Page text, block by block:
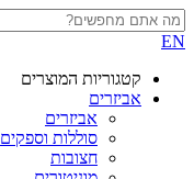
EN
קטגוריות המוצרים
אביזרים
אביזרים
סוללות וספקים
חצובות